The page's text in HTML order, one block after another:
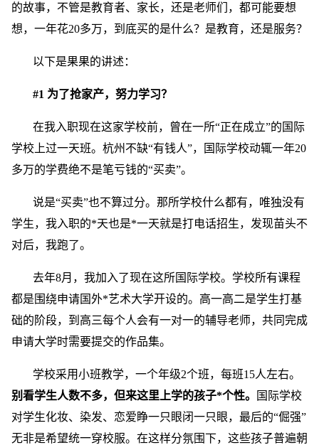
的故事，不管是教育者、家长，还是老师们，都可能要想
想，一年花20多万，到底买的是什么？是教育，还是服务？
以下是果果的讲述：
#1 为了抢家产，努力学习？
在我入职现在这家学校前，曾在一所“正在成立”的国际
学校上过一天班。杭州不缺“有钱人”，国际学校动辄一年20
多万的学费绝不是笔亏钱的“买卖”。
说是“买卖”也不算过分。那所学校什么都有，唯独没有
学生，我入职的*天也是*一天就是打电话招生，发现苗头不
对后，我跑了。
去年8月，我加入了现在这所国际学校。学校所有课程
都是围绕申请国外*艺术大学开设的。高一高二是学生打基
础的阶段，到高三每个人会有一对一的辅导老师，共同完成
申请大学时需要提交的作品集。
学校采用小班教学，一个年级2个班，每班15人左右。
别看学生人数不多，但来这里上学的孩子*个性。
国际学校
对学生化妆、染发、恋爱睁一只眼闭一只眼，最后的“倔强”
无非是希望统一穿校服。在这样分氛围下，这些孩子普遍朝